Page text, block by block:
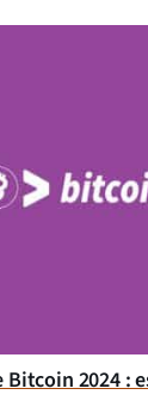
Bitcoin 2024 :